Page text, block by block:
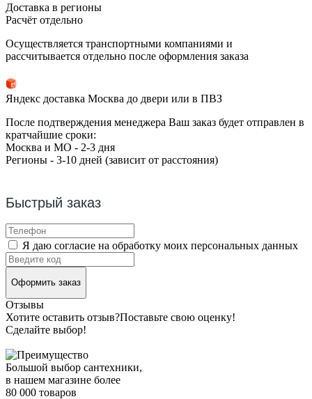
Доставка в регионы
Расчёт отдельно
Осуществляется транспортными компаниями и
рассчитывается отдельно после оформления заказа
Яндекс доставка Москва до двери или в ПВЗ
После подтверждения менеджера Ваш заказ будет отправлен в
кратчайшие сроки:
Москва и МО - 2-3 дня
Регионы - 3-10 дней (зависит от расстояния)
Быстрый заказ
Я даю согласие на обработку моих персональных данных
Оформить заказ
Отзывы
Хотите оставить отзыв?Поставьте свою оценку!
Сделайте выбор!
Большой выбор сантехники,
в нашем магазине более
80 000 товаров